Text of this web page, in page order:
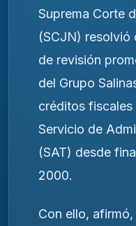
Suprema Corte
(SCJN) resolvió
de revisión
del Grupo
créditos
Servicio de
(SAT) desde
2000.
Con ello,